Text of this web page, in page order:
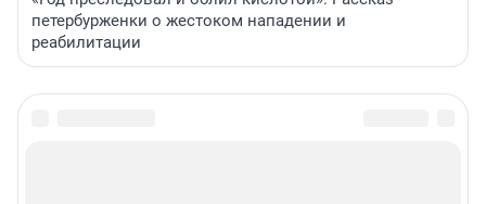
петербурженки о жестоком нападении и
реабилитации